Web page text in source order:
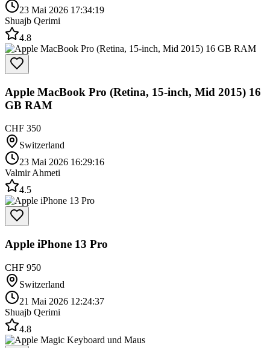
23 Mai 2026 17:34:19
Shuajb Qerimi
4.8
Apple MacBook Pro (Retina, 15-inch, Mid 2015) 16
GB RAM
CHF 350
Switzerland
23 Mai 2026 16:29:16
Valmir Ahmeti
4.5
Apple iPhone 13 Pro
CHF 950
Switzerland
21 Mai 2026 12:24:37
Shuajb Qerimi
4.8